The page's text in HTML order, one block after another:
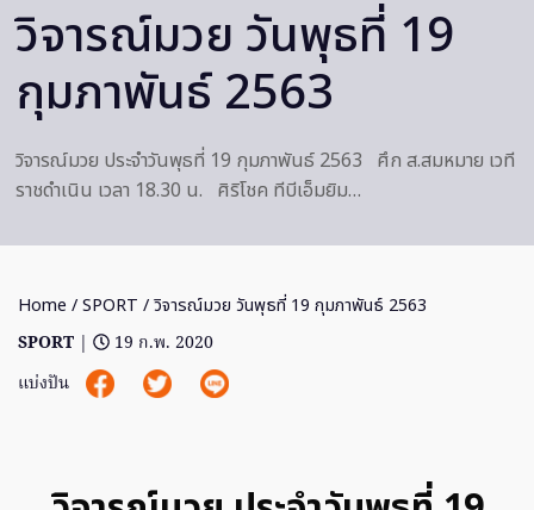
วิจารณ์มวย วันพุธที่ 19
กุมภาพันธ์ 2563
วิจารณ์มวย ประจำวันพุธที่ 19 กุมภาพันธ์ 2563 ศึก ส.สมหมาย เวที
ราชดำเนิน เวลา 18.30 น. ศิริโชค ทีบีเอ็มยิม…
Home /SPORT / วิจารณ์มวย วันพุธที่ 19 กุมภาพันธ์ 2563
SPORT |
19 ก.พ. 2020
แบ่งปัน